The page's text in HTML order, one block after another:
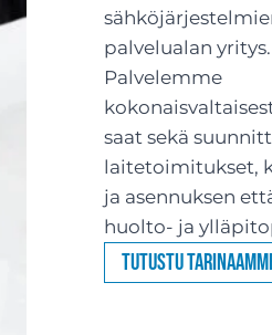
palvelualan yritys.
Palvelemme
saat sekä
laitetoimitukset,
ja asennuksen
huolto- ja
Tutustu